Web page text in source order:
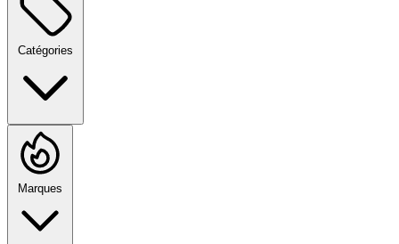
Catégories
Marques